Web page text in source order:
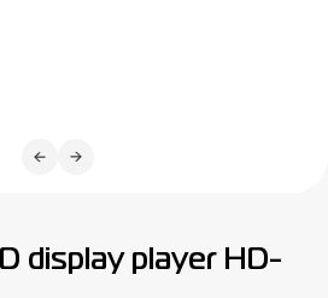
display player HD-